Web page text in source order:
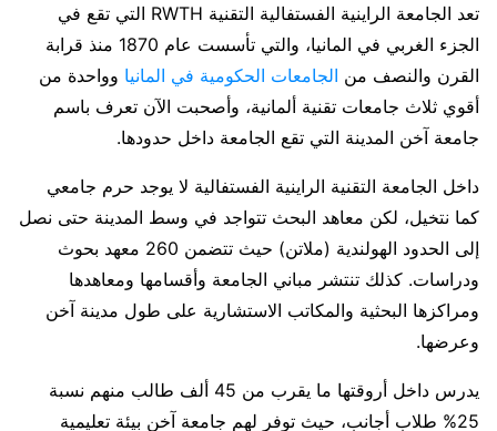
تعد الجامعة الراينية الفستفالية التقنية RWTH التي تقع في
الجزء الغربي في المانيا، والتي تأسست عام 1870 منذ قرابة
القرن والنصف من الجامعات الحكومية في المانيا وواحدة من
أقوي ثلاث جامعات تقنية ألمانية، وأصحبت الآن تعرف باسم
جامعة آخن المدينة التي تقع الجامعة داخل حدودها.
داخل الجامعة التقنية الراينية الفستفالية لا يوجد حرم جامعي
كما نتخيل، لكن معاهد البحث تتواجد في وسط المدينة حتى نصل
إلى الحدود الهولندية (ملاتن) حيث تتضمن 260 معهد بحوث
ودراسات. كذلك تنتشر مباني الجامعة وأقسامها ومعاهدها
ومراكزها البحثية والمكاتب الاستشارية على طول مدينة آخن
وعرضها.
يدرس داخل أروقتها ما يقرب من 45 ألف طالب منهم نسبة
25% طلاب أجانب، حيث توفر لهم جامعة آخن بيئة تعليمية